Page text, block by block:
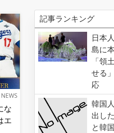
な
エ
記事ランキング
日本
島に
「領
せる
応
韓国
出し
と韓